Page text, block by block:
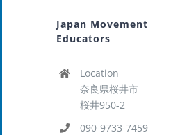
Japan Movement
Educators
Location
奈良県桜井市
桜井950-2
090-9733-7459